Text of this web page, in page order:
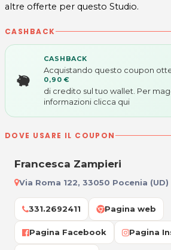
altre offerte per questo Studio.
CASHBACK
CASHBACK
Acquistando questo coupon
0,90 €
di credito sul tuo wallet. Per
informazioni clicca qui
DOVE USARE IL COUPON
Francesca Zampieri
Via Roma 122, 33050 Pocenia (UD)
331.2692411 Pagina web
Pagina Facebook Pagina